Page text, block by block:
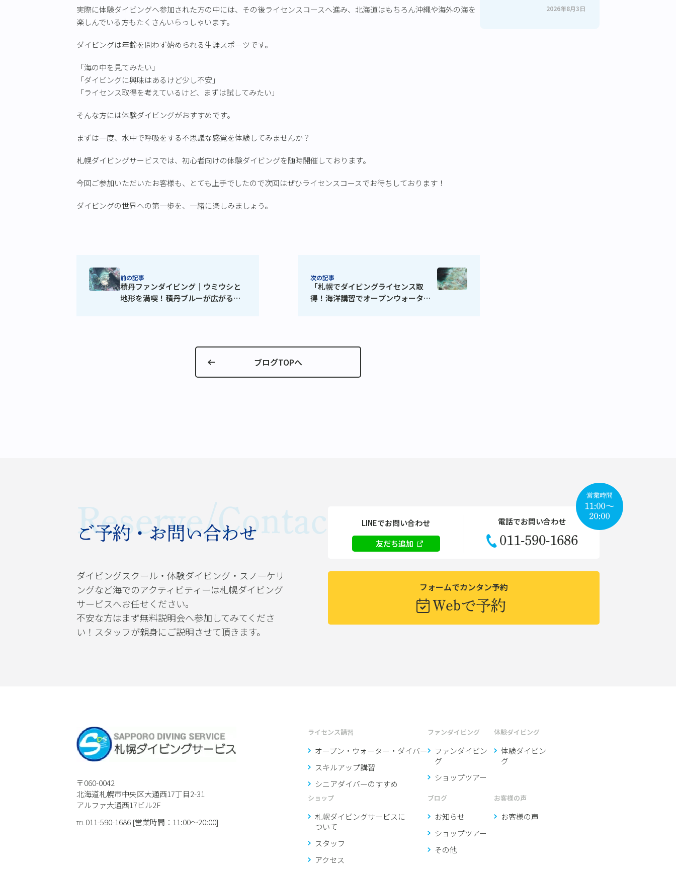
実際に体験ダイビングへ参加された方の中には、その後ライセンスコースへ進み、北海道はもちろん沖縄や海外の海を
楽しんでいる方もたくさんいらっしゃいます。
ダイビングは年齢を問わず始められる生涯スポーツです。
「海の中を見てみたい」
「ダイビングに興味はあるけど少し不安」
「ライセンス取得を考えているけど、まずは試してみたい」
そんな方には体験ダイビングがおすすめです。
まずは一度、水中で呼吸をする不思議な感覚を体験してみませんか？
札幌ダイビングサービスでは、初心者向けの体験ダイビングを随時開催しております。
今回ご参加いただいたお客様も、とても上手でしたので次回はぜひライセンスコースでお待ちしております！
ダイビングの世界への第一歩を、一緒に楽しみましょう。
前の記事
積丹ファンダイビング｜ウミウシと
地形を満喫！積丹ブルーが広がる北
次の記事
「札幌でダイビングライセンス取
得！海洋講習でオープンウォーター
ブログTOPへ
イバー4名誕生！初心者も
2026年8月3日
Reserve/Contact
ご予約・お問い合わせ
ダイビングスクール・体験ダイビング・スノーケリ
ングなど海でのアクティビティーは札幌ダイビング
サービスへお任せください。
不安な方はまず無料説明会へ参加してみてくださ
い！スタッフが親身にご説明させて頂きます。
LINEでお問い合わせ
友だち追加
電話でお問い合わせ
011-590-1686
フォームでカンタン予約
Webで予約
〒060-0042
北海道札幌市中央区大通西17丁目2-31
アルファ大通西17ビル2F
TEL 011-590-1686 [営業時間：11:00〜20:00]
ライセンス講習
オープン・ウォーター・ダイバー
スキルアップ講習
シニアダイバーのすすめ
ファンダイビング
ファンダイビン
グ
ショップツアー
体験ダイビング
体験ダイビン
グ
ショップ
札幌ダイビングサービスに
ついて
スタッフ
アクセス
ブログ
お知らせ
ショップツアー
その他
お客様の声
お客様の声